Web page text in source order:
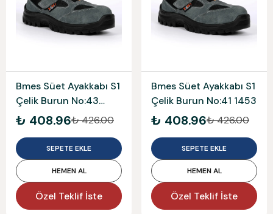
Bmes Süet Ayakkabı S1
Çelik Burun No:43
1453
₺ 408.96₺ 426.00
SEPETE EKLE
HEMEN AL
Özel Teklif İste
Bmes Süet Ayakkabı S1
Çelik Burun No:41 1453
₺ 408.96₺ 426.00
SEPETE EKLE
HEMEN AL
Özel Teklif İste